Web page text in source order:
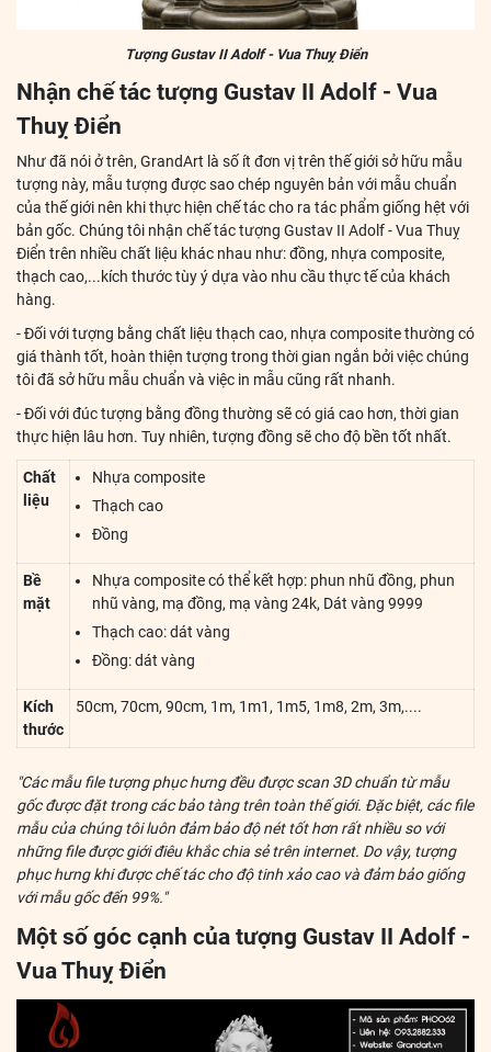
Tượng Gustav II Adolf - Vua Thuỵ Điển
Nhận chế tác tượng Gustav II Adolf - Vua
Thuỵ Điển
Như đã nói ở trên, GrandArt là số ít đơn vị trên thế giới sở hữu mẫu
tượng này, mẫu tượng được sao chép nguyên bản với mẫu chuẩn
của thế giới nên khi thực hiện chế tác cho ra tác phẩm giống hệt với
bản gốc. Chúng tôi nhận chế tác tượng Gustav II Adolf - Vua Thuỵ
Điển trên nhiều chất liệu khác nhau như: đồng, nhựa composite,
thạch cao,...kích thước tùy ý dựa vào nhu cầu thực tế của khách
hàng.
- Đối với tượng bằng chất liệu thạch cao, nhựa composite thường có
giá thành tốt, hoàn thiện tượng trong thời gian ngắn bởi việc chúng
tôi đã sở hữu mẫu chuẩn và việc in mẫu cũng rất nhanh.
- Đối với đúc tượng bằng đồng thường sẽ có giá cao hơn, thời gian
thực hiện lâu hơn. Tuy nhiên, tượng đồng sẽ cho độ bền tốt nhất.
Chất
liệu
Nhựa composite
Thạch cao
Đồng
Bề
mặt
Nhựa composite có thể kết hợp: phun nhũ đồng, phun
nhũ vàng, mạ đồng, mạ vàng 24k, Dát vàng 9999
Thạch cao: dát vàng
Đồng: dát vàng
Kích
thước
50cm, 70cm, 90cm, 1m, 1m1, 1m5, 1m8, 2m, 3m,....
"Các mẫu file tượng phục hưng đều được scan 3D chuẩn từ mẫu
gốc được đặt trong các bảo tàng trên toàn thế giới. Đặc biệt, các file
mẫu của chúng tôi luôn đảm bảo độ nét tốt hơn rất nhiều so với
những file được giới điêu khắc chia sẻ trên internet. Do vậy, tượng
phục hưng khi được chế tác cho độ tinh xảo cao và đảm bảo giống
với mẫu gốc đến 99%."
Một số góc cạnh của tượng Gustav II Adolf -
Vua Thuỵ Điển